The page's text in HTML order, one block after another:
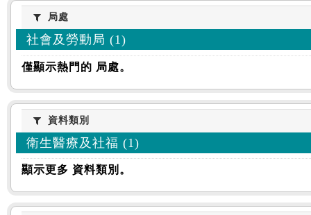
:::
局處局處
社會及勞動局 (1)
僅顯示熱門的 局處。
資料類別
資料類別
衛生醫療及社福 (1)
顯示更多 資料類別。